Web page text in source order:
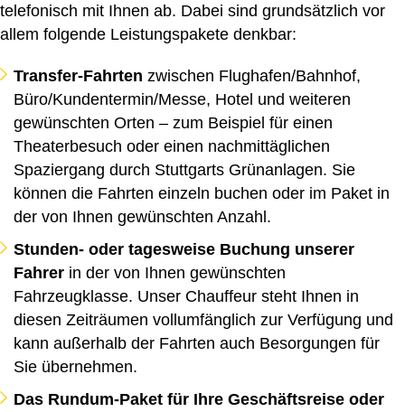
telefonisch mit Ihnen ab. Dabei sind grundsätzlich vor
allem folgende Leistungspakete denkbar:
Transfer-Fahrten zwischen Flughafen/Bahnhof,
Büro/Kundentermin/Messe, Hotel und weiteren
gewünschten Orten – zum Beispiel für einen
Theaterbesuch oder einen nachmittäglichen
Spaziergang durch Stuttgarts Grünanlagen. Sie
können die Fahrten einzeln buchen oder im Paket in
der von Ihnen gewünschten Anzahl.
Stunden- oder tagesweise Buchung unserer
Fahrer in der von Ihnen gewünschten
Fahrzeugklasse. Unser Chauffeur steht Ihnen in
diesen Zeiträumen vollumfänglich zur Verfügung und
kann außerhalb der Fahrten auch Besorgungen für
Sie übernehmen.
Das Rundum-Paket für Ihre Geschäftsreise oder